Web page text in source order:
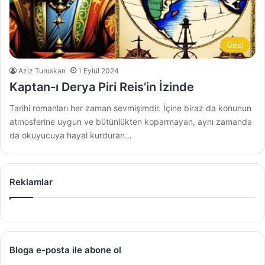
Gezi
Aziz Turuskan 1 Eylül 2024
Kaptan-ı Derya Piri Reis’in İzinde
Tarihi romanları her zaman sevmişimdir. İçine biraz da konunun
atmosferine uygun ve bütünlükten koparmayan, aynı zamanda
da okuyucuya hayal kurduran…
Reklamlar
Bloga e-posta ile abone ol